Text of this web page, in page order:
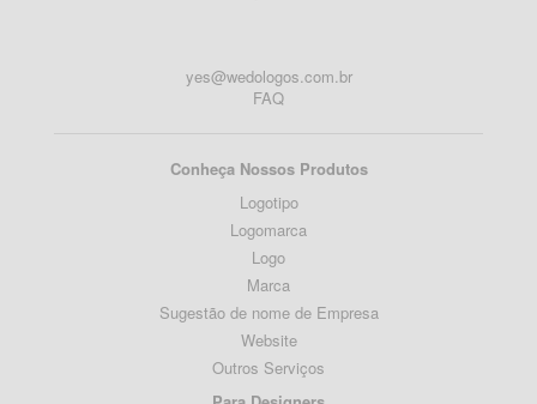
yes@wedologos.com.br
FAQ
Conheça Nossos Produtos
Logotipo
Logomarca
Logo
Marca
Sugestão de nome de Empresa
Website
Outros Serviços